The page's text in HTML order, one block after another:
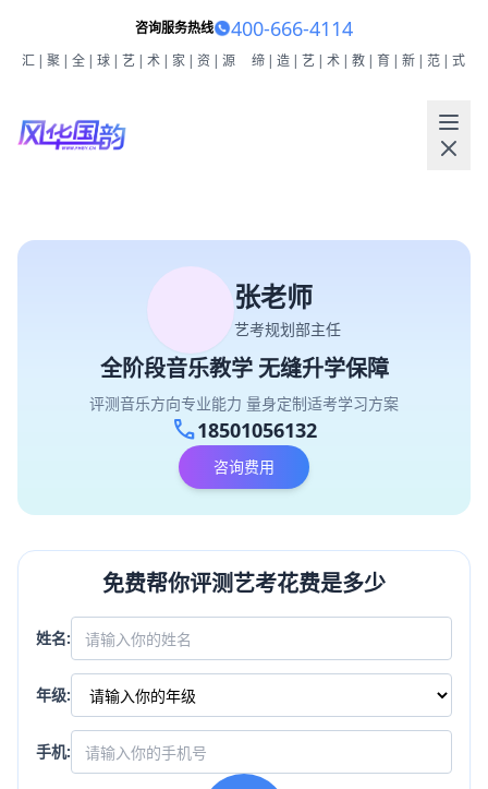
咨询服务热线 400-666-4114
汇|聚|全|球|艺|术|家|资|源 缔|造|艺|术|教|育|新|范|式
张老师
艺考规划部主任
全阶段音乐教学 无缝升学保障
评测音乐方向专业能力 量身定制适考学习方案
call18501056132
咨询费用
免费帮你评测艺考花费是多少
姓名:
年级:
手机: